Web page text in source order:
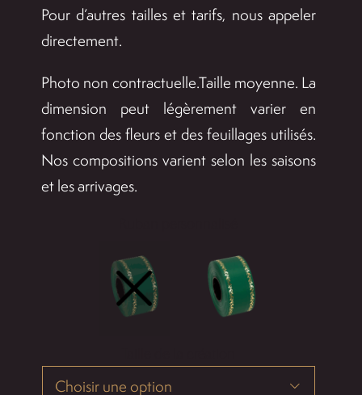
Pour d’autres tailles et tarifs, nous appeler
directement.
Photo non contractuelle.Taille moyenne. La
dimension peut légèrement varier en
fonction des fleurs et des feuillages utilisés.
Nos compositions varient selon les saisons
et les arrivages.
